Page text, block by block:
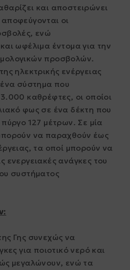
και αποστειρώνει
οι
ενώ
ωφέλιμα έντομα για την
προσβολών.
ηλεκτρικής ενέργειας
ένα σύστημα που
καθρέφτες, οι οποίοι
φως σε ένα δέκτη που
127 μέτρων. Σε μία
να παραχθούν έως
τα οποί μπορούν να
ενεργειακές ανάγκες του
συστήματος
Γης συνεχώς να
για ποιοτικό νερό και
μεγαλώνουν, ενώ τα